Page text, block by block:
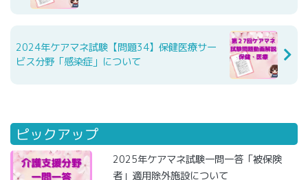
2024年ケアマネ試験【問題34】保健医療サー
ビス分野「感染症」について
ピックアップ
2025年ケアマネ試験一問一答「被保険
者」適用除外施設について